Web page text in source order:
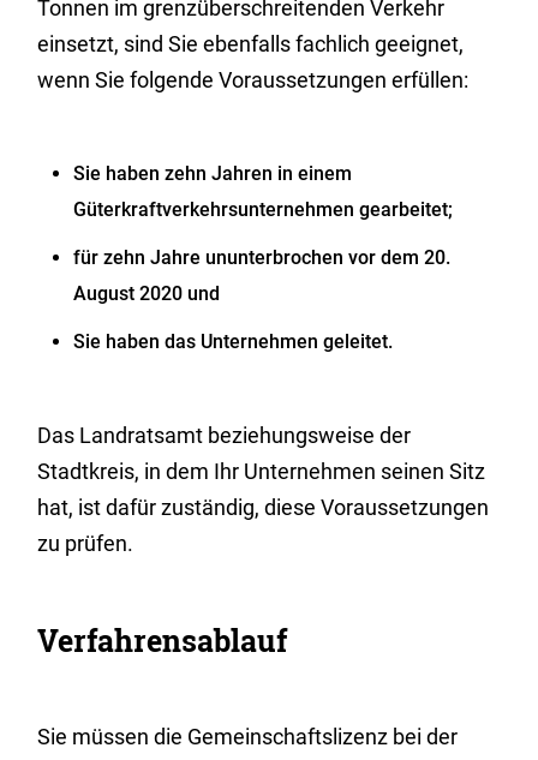
Tonnen im grenzüberschreitenden Verkehr
einsetzt, sind Sie ebenfalls fachlich geeignet,
wenn Sie folgende Voraussetzungen erfüllen:
Sie haben zehn Jahren in einem
Güterkraftverkehrsunternehmen gearbeitet;
für zehn Jahre ununterbrochen vor dem 20.
August 2020 und
Sie haben das Unternehmen geleitet.
Das Landratsamt beziehungsweise der
Stadtkreis, in dem Ihr Unternehmen seinen Sitz
hat, ist dafür zuständig, diese Voraussetzungen
zu prüfen.
Verfahrensablauf
Sie müssen die Gemeinschaftslizenz bei der